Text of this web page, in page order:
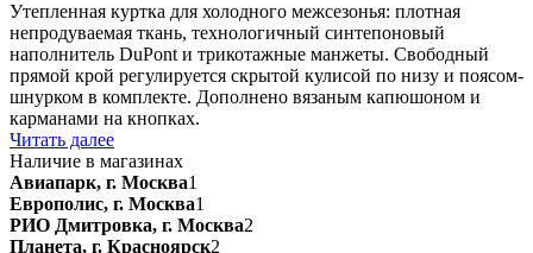
Утепленная куртка для холодного межсезонья: плотная
непродуваемая ткань, технологичный синтепоновый
наполнитель DuPont и трикотажные манжеты. Свободный
прямой крой регулируется скрытой кулисой по низу и поясом-
шнурком в комплекте. Дополнено вязаным капюшоном и
карманами на кнопках.
Читать далее
Наличие в магазинах
Авиапарк, г. Москва1
Европолис, г. Москва1
РИО Дмитровка, г. Москва2
Планета, г. Красноярск2